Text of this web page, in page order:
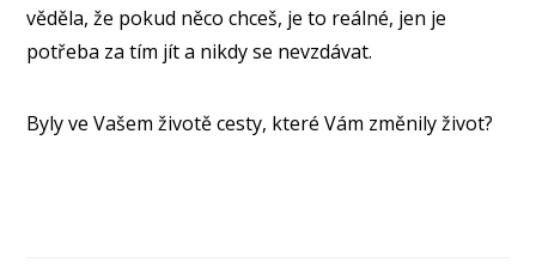
věděla, že pokud něco chceš, je to reálné, jen je
potřeba za tím jít a nikdy se nevzdávat.
Byly ve Vašem životě cesty, které Vám změnily život?